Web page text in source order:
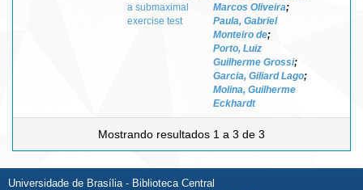
a submaximal
exercise test
Marcos Oliveira;
Paula, Gabriel
Monteiro de;
Porto, Luiz
Guilherme Grossi;
Garcia, Giliard Lago;
Molina, Guilherme
Eckhardt
Mostrando resultados 1 a 3 de 3
Universidade de Brasília - Biblioteca Central